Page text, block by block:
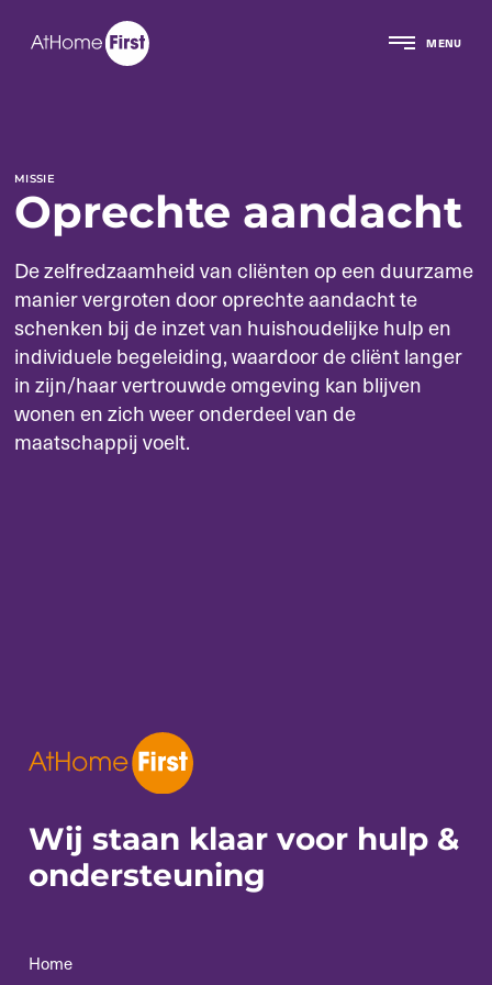
MENU
MISSIE
Oprechte aandacht
De zelfredzaamheid van cliënten op een duurzame
manier vergroten door oprechte aandacht te
schenken bij de inzet van huishoudelijke hulp en
individuele begeleiding, waardoor de cliënt langer
in zijn/haar vertrouwde omgeving kan blijven
wonen en zich weer onderdeel van de
maatschappij voelt.
Wij staan klaar voor hulp &
ondersteuning
Home